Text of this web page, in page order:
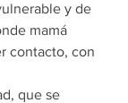
y de
mamá
contacto, con
que se